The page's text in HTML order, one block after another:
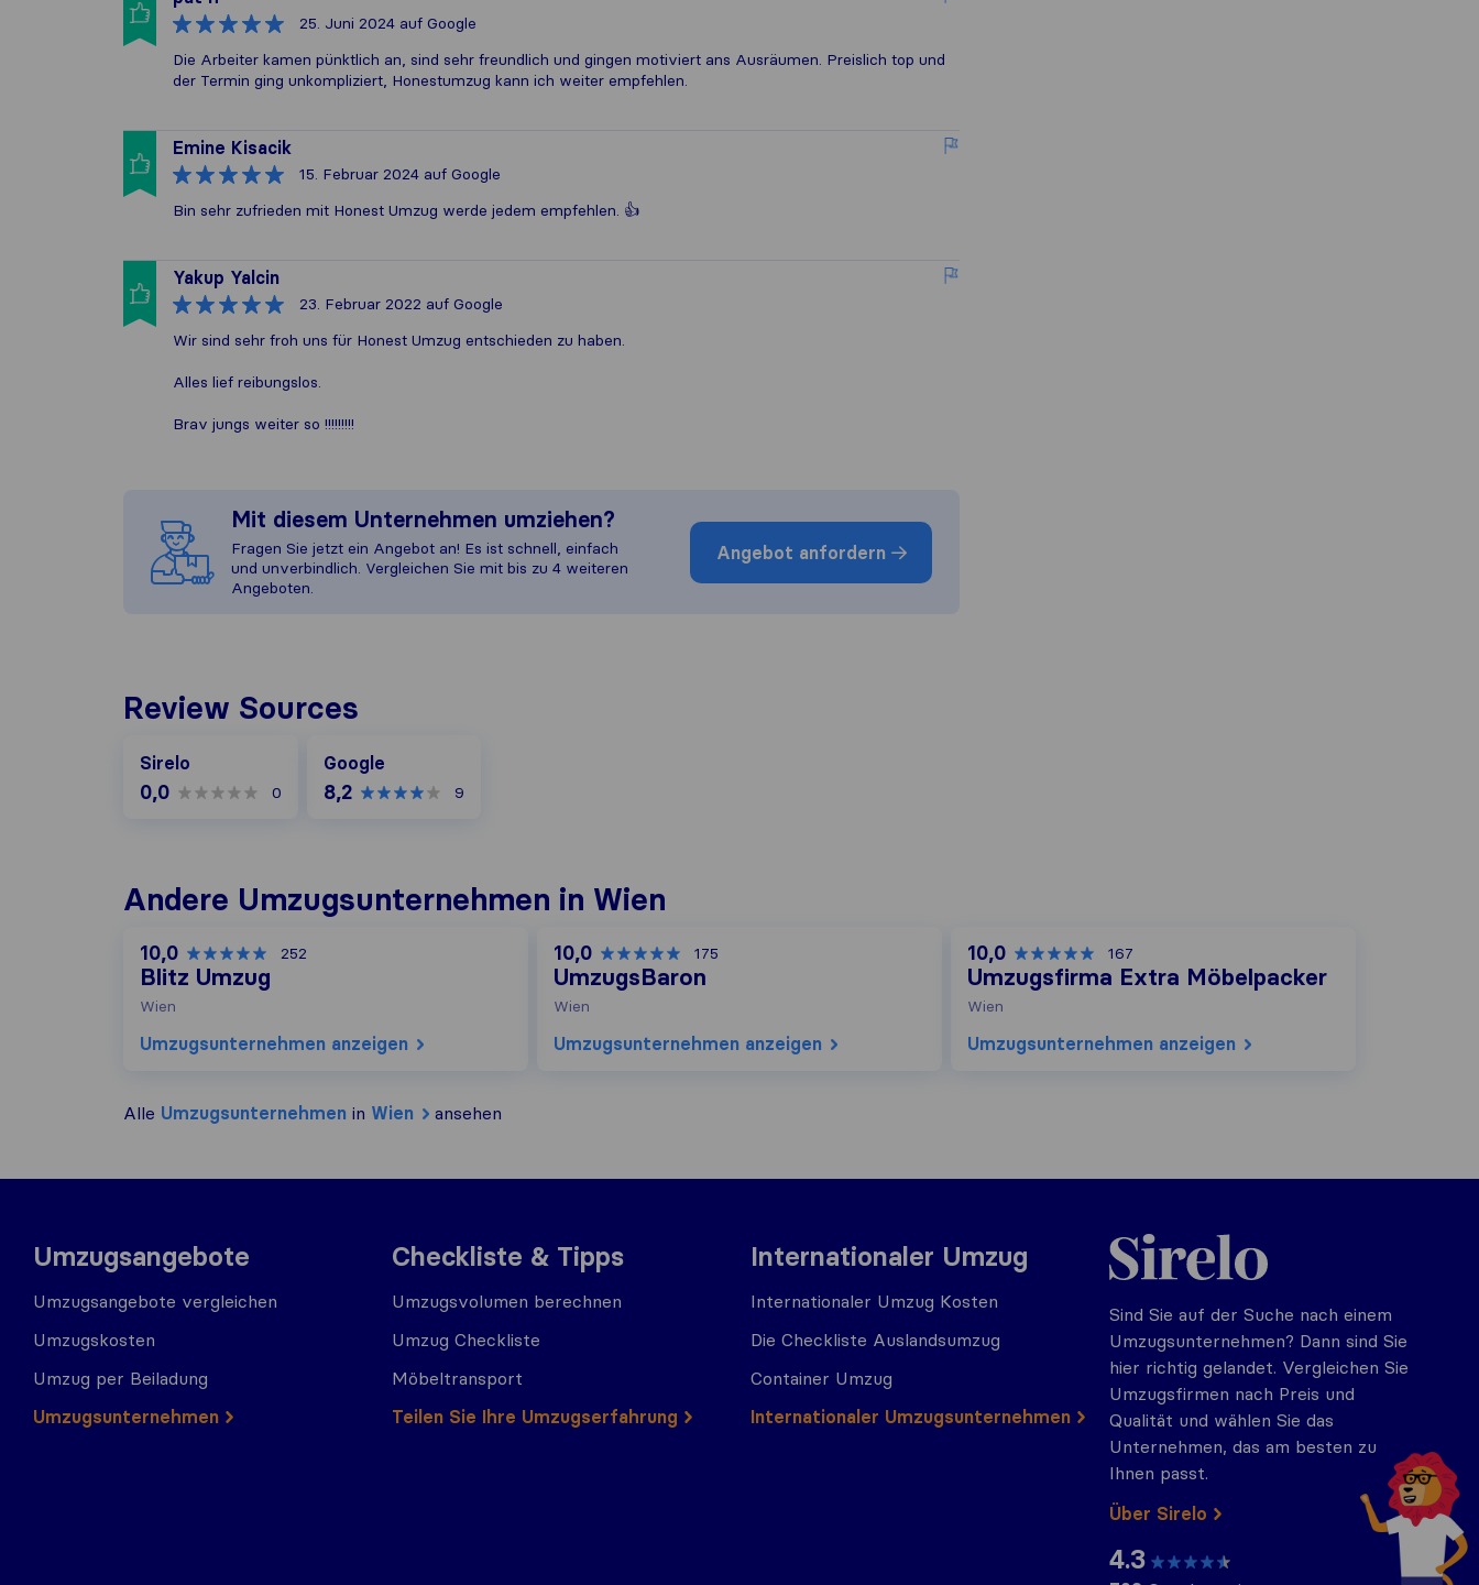
25. Juni 2024 auf Google
Die Arbeiter kamen pünktlich an, sind sehr freundlich und gingen motiviert ans Ausräumen. Preislich top und
der Termin ging unkompliziert, Honestumzug kann ich weiter empfehlen.
Emine Kisacik
15. Februar 2024 auf Google
Bin sehr zufrieden mit Honest Umzug werde jedem empfehlen. 👍
Yakup Yalcin
23. Februar 2022 auf Google
Wir sind sehr froh uns für Honest Umzug entschieden zu haben.
Alles lief reibungslos.
Brav jungs weiter so !!!!!!!!!
Mit diesem Unternehmen umziehen?
Fragen Sie jetzt ein Angebot an! Es ist schnell, einfach
und unverbindlich. Vergleichen Sie mit bis zu 4 weiteren
Angeboten.
Angebot anfordern
Review Sources
Sirelo
0,0 0
Google
8,2 9
Andere Umzugs​unternehmen in Wien
10,0 252
Blitz Umzug
Wien
Umzugs​unternehmen anzeigen
10,0 175
UmzugsBaron
Wien
Umzugs​unternehmen anzeigen
10,0 167
Umzugsfirma Extra Möbelpacker
Wien
Umzugs​unternehmen anzeigen
Alle Umzugs​unternehmen in Wien ansehen
Umzugsangebote
Umzugsangebote vergleichen
Umzugskosten
Umzug per Beiladung
Umzugs​​unternehmen
Checkliste & Tipps
Umzugsvolumen berechnen
Umzug Checkliste
Möbeltransport
Teilen Sie Ihre Umzugserfahrung
Internationaler Umzug
Internationaler Umzug Kosten
Die Checkliste Auslandsumzug
Container Umzug
Internationaler Umzugsunternehmen
Sirelo.at
Sind Sie auf der Suche nach einem
Umzugsunternehmen? Dann sind Sie
hier richtig gelandet. Vergleichen Sie
Umzugsfirmen nach Preis und
Qualität und wählen Sie das
Unternehmen, das am besten zu
Ihnen passt.
Über Sirelo
4.3